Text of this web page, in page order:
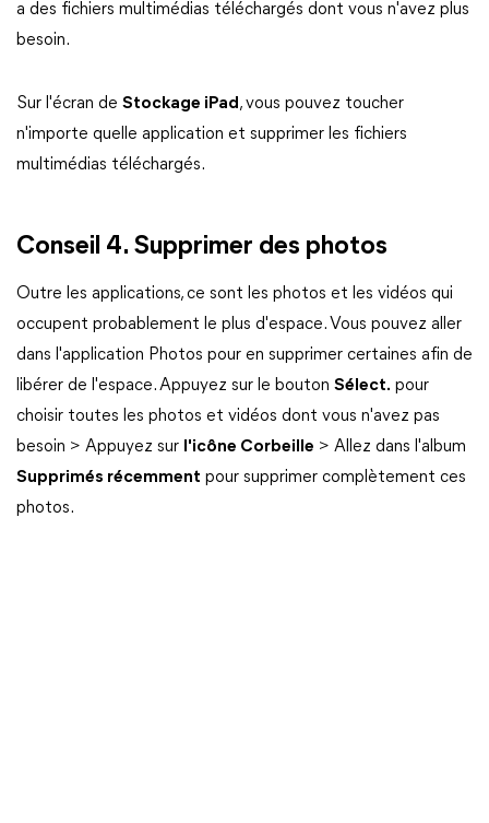
a des fichiers multimédias téléchargés dont vous n'avez plus
besoin.
Sur l'écran de Stockage iPad, vous pouvez toucher
n'importe quelle application et supprimer les fichiers
multimédias téléchargés.
Conseil 4. Supprimer des photos
Outre les applications, ce sont les photos et les vidéos qui
occupent probablement le plus d'espace. Vous pouvez aller
dans l'application Photos pour en supprimer certaines afin de
libérer de l'espace. Appuyez sur le bouton Sélect. pour
choisir toutes les photos et vidéos dont vous n'avez pas
besoin > Appuyez sur l'icône Corbeille > Allez dans l'album
Supprimés récemment pour supprimer complètement ces
photos.